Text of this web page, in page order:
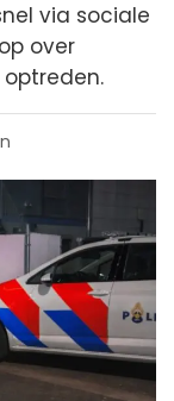
via sociale
over